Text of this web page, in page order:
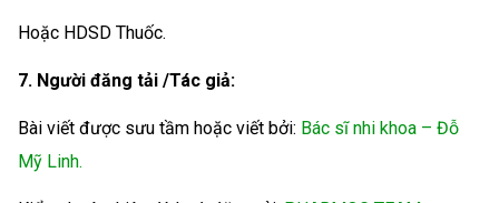
Hoặc HDSD Thuốc.
7. Người đăng tải /Tác giả:
Bài viết được sưu tầm hoặc viết bởi: Bác sĩ nhi khoa – Đỗ
Mỹ Linh.